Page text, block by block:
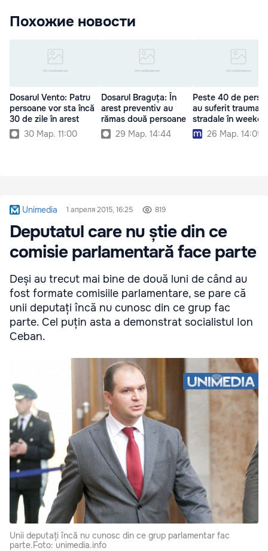
Похожие новости
Dosarul Vento: Patru
persoane vor sta încă
30 de zile în arest
30 Мар. 11:00
Dosarul Braguța: În
arest preventiv au
rămas două persoane
29 Мар. 14:44
Peste 40 de
au suferit
stradale în
26 Мар. 14:05
Unimedia 1 апреля 2015, 16:25 819
Deputatul care nu știe din ce
comisie parlamentară face parte
Deși au trecut mai bine de două luni de când au
fost formate comisiile parlamentare, se pare că
unii deputați încă nu cunosc din ce grup fac
parte. Cel puțin asta a demonstrat socialistul Ion
Ceban.
Unii deputați încă nu cunosc din ce grup parlamentar fac
parte.Foto: unimedia.info